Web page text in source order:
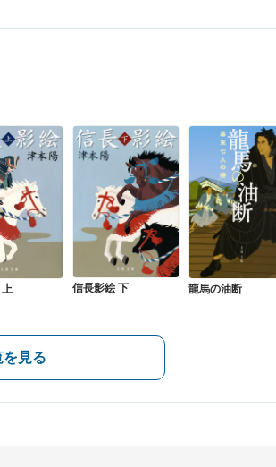
信長影絵 下 龍馬の油断
を見る